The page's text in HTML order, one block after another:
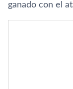
ganado con el